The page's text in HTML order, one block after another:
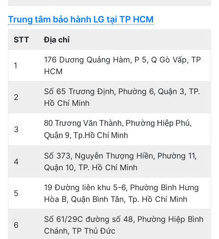
Trung tâm bảo hành LG tại TP HCM
STT Địa chỉ
1
176 Dương Quảng Hàm, P 5, Q Gò Vấp, TP
HCM
2
Số 65 Trương Định, Phường 6, Quận 3, TP.
Hồ Chí Minh
3
80 Trương Văn Thành, Phường Hiệp Phú,
Quận 9, Tp.Hồ Chí Minh
4
Số 373, Nguyễn Thượng Hiền, Phường 11,
Quận 10, TP. Hồ Chí Minh
5
19 Đường liên khu 5-6, Phường Bình Hưng
Hòa B, Quận Bình Tân, Tp. Hồ Chí Minh
6
Số 61/29C đường số 48, Phường Hiệp Bình
Chánh, TP Thủ Đức